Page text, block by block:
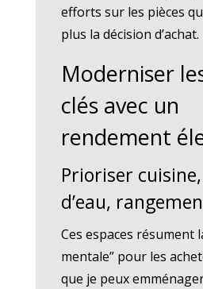
efforts sur les pièces
plus la décision d’achat.
Moderniser
clés avec un
rendement
Prioriser
d’eau,
Ces espaces résument
mentale” pour les
que je peux